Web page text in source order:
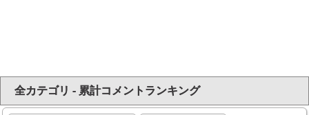
全カテゴリ - 累計コメントランキング